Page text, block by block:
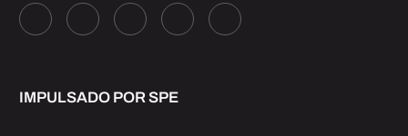
IMPULSADO POR SPE